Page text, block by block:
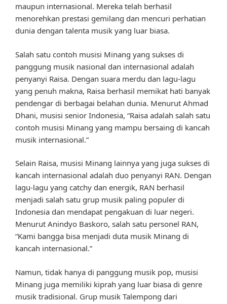
maupun internasional. Mereka telah berhasil
menorehkan prestasi gemilang dan mencuri perhatian
dunia dengan talenta musik yang luar biasa.
Salah satu contoh musisi Minang yang sukses di
panggung musik nasional dan internasional adalah
penyanyi Raisa. Dengan suara merdu dan lagu-lagu
yang penuh makna, Raisa berhasil memikat hati banyak
pendengar di berbagai belahan dunia. Menurut Ahmad
Dhani, musisi senior Indonesia, “Raisa adalah salah satu
contoh musisi Minang yang mampu bersaing di kancah
musik internasional.”
Selain Raisa, musisi Minang lainnya yang juga sukses di
kancah internasional adalah duo penyanyi RAN. Dengan
lagu-lagu yang catchy dan energik, RAN berhasil
menjadi salah satu grup musik paling populer di
Indonesia dan mendapat pengakuan di luar negeri.
Menurut Anindyo Baskoro, salah satu personel RAN,
“Kami bangga bisa menjadi duta musik Minang di
kancah internasional.”
Namun, tidak hanya di panggung musik pop, musisi
Minang juga memiliki kiprah yang luar biasa di genre
musik tradisional. Grup musik Talempong dari